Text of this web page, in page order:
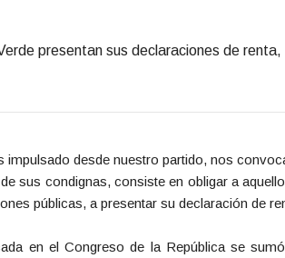
presentan sus declaraciones de
desde nuestro partido, nos
sus condignas, consiste en obligar a
públicas, a presentar su declaración de
en el Congreso de la República se